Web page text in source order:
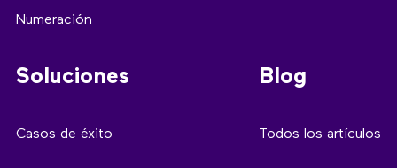
Numeración
Soluciones
Casos de éxito
Blog
Todos los artículos